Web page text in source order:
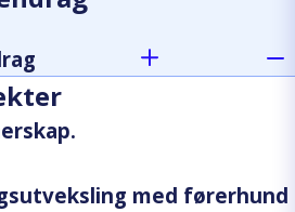
med førerhund